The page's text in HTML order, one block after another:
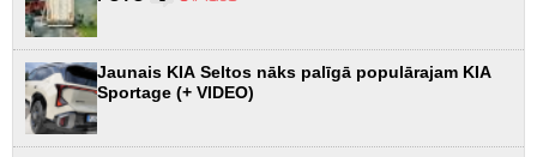
Jaunais KIA Seltos nāks palīgā populārajam KIA
Sportage (+ VIDEO)